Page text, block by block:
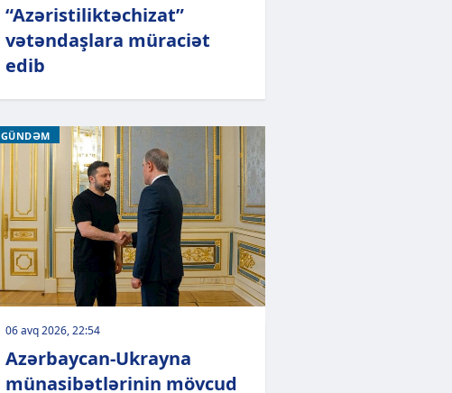
“Azəristiliktəchizat”
vətəndaşlara müraciət
edib
GÜNDƏM
06 avq 2026, 22:54
Azərbaycan-Ukrayna
münasibətlərinin mövcud